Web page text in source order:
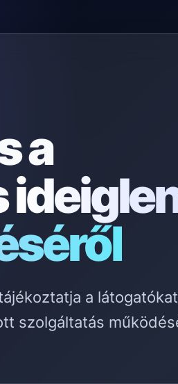
a
a
szolgáltatás